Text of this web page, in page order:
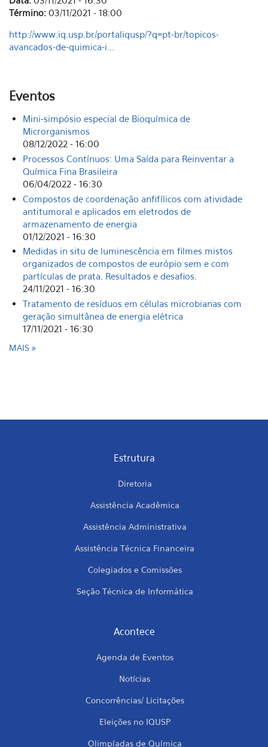
Término: 03/11/2021 - 18:00
http://www.iq.usp.br/portaliqusp/?q=pt-br/topicos-
avancados-de-quimica-i...
Eventos
Mini-simpósio especial de Bioquímica de
Microrganismos
08/12/2022 - 16:00
Processos Contínuos: Uma Saída para Reinventar a
Química Fina Brasileira
06/04/2022 - 16:30
Compostos de coordenação anfifílicos com atividade
antitumoral e aplicados em eletrodos de
armazenamento de energia
01/12/2021 - 16:30
Medidas in situ de luminescência em filmes mistos
organizados de compostos de európio sem e com
partículas de prata. Resultados e desafios.
24/11/2021 - 16:30
Tratamento de resíduos em células microbianas com
geração simultânea de energia elétrica
17/11/2021 - 16:30
MAIS
Estrutura
Diretoria
Assistência Acadêmica
Assistência Administrativa
Assistência Técnica Financeira
Colegiados e Comissões
Seção Técnica de Informática
Acontece
Agenda de Eventos
Notícias
Concorrências/ Licitações
Eleições no IQUSP
Olimpíadas de Química